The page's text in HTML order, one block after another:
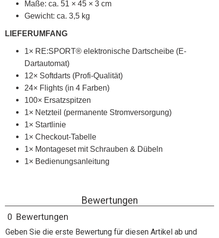
Maße: ca. 51 × 45 × 3 cm
Gewicht: ca. 3,5 kg
LIEFERUMFANG
1× RE:SPORT® elektronische Dartscheibe (E-
Dartautomat)
12× Softdarts (Profi-Qualität)
24× Flights (in 4 Farben)
100× Ersatzspitzen
1× Netzteil (permanente Stromversorgung)
1× Startlinie
1× Checkout-Tabelle
1× Montageset mit Schrauben & Dübeln
1× Bedienungsanleitung
Bewertungen
0 Bewertungen
Geben Sie die erste Bewertung für diesen Artikel ab und